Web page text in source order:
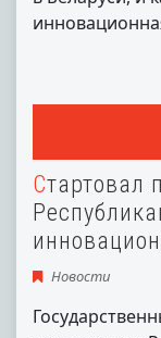
Стартовал прием заявок на участие в
Новости